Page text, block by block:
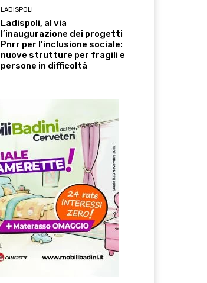
LADISPOLI
Ladispoli, al via
l’inaugurazione dei progetti
Pnrr per l’inclusione sociale:
nuove strutture per fragili e
persone in difficoltà